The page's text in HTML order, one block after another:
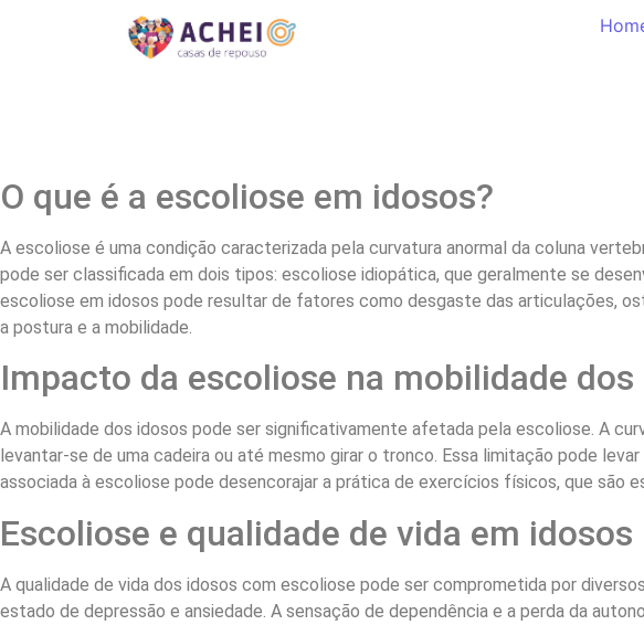
O que é a escoliose em idosos?
A escoliose é uma condição caracterizada pela curvatura anormal da coluna
pode ser classificada em dois tipos: escoliose idiopática, que geralmente se
escoliose em idosos pode resultar de fatores como desgaste das articulações,
a postura e a mobilidade.
Impacto da escoliose na mobilidade dos
A mobilidade dos idosos pode ser significativamente afetada pela escoliose. A
levantar-se de uma cadeira ou até mesmo girar o tronco. Essa limitação pode
associada à escoliose pode desencorajar a prática de exercícios físicos, que são
Escoliose e qualidade de vida em idosos
A qualidade de vida dos idosos com escoliose pode ser comprometida por
estado de depressão e ansiedade. A sensação de dependência e a perda da